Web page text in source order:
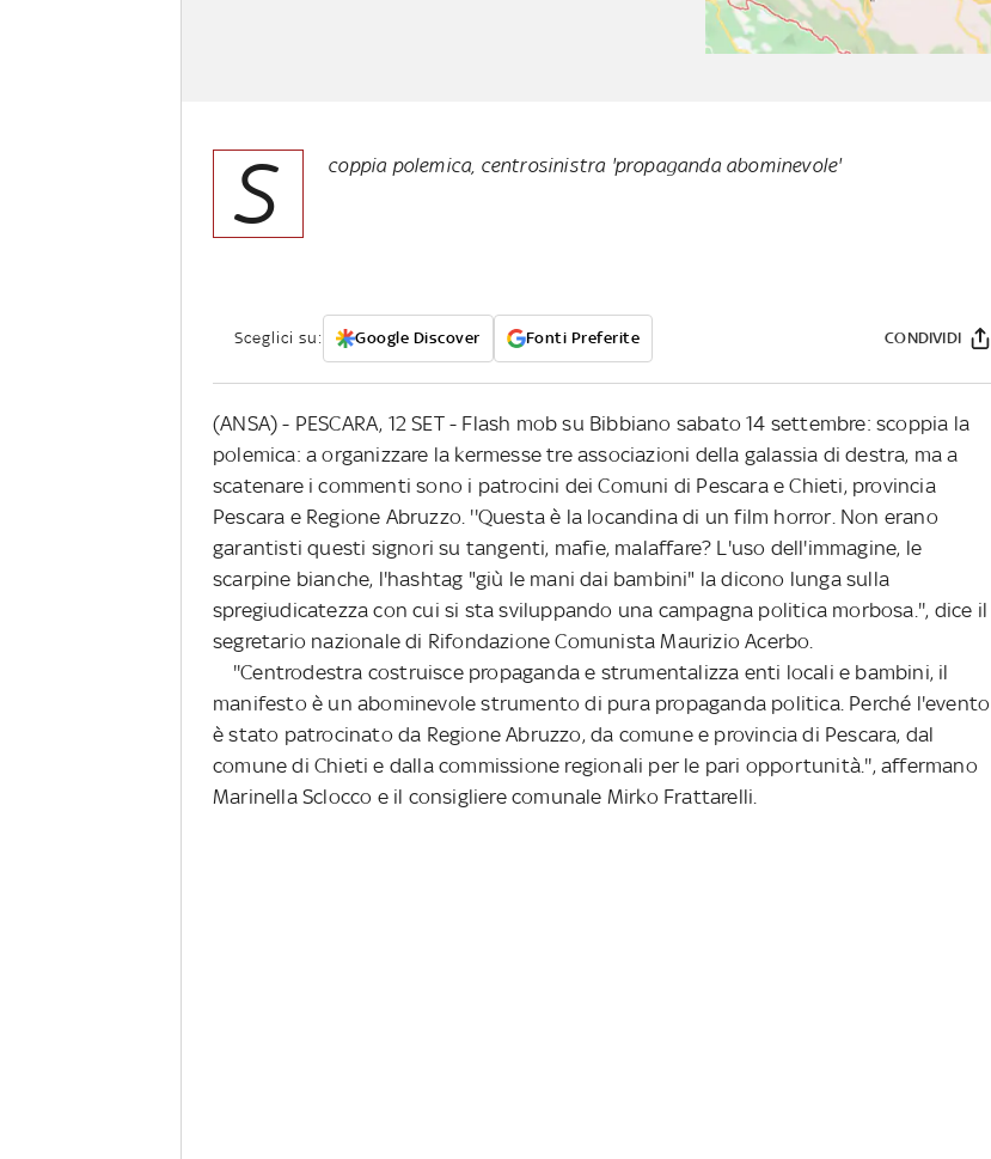
S coppia polemica, centrosinistra 'propaganda abominevole'
Sceglici su: Google Discover Fonti Preferite CONDIVIDI
(ANSA) - PESCARA, 12 SET - Flash mob su Bibbiano sabato 14 settembre: scoppia la
polemica: a organizzare la kermesse tre associazioni della galassia di destra, ma a
scatenare i commenti sono i patrocini dei Comuni di Pescara e Chieti, provincia
Pescara e Regione Abruzzo. ''Questa è la locandina di un film horror. Non erano
garantisti questi signori su tangenti, mafie, malaffare? L'uso dell'immagine, le
scarpine bianche, l'hashtag "giù le mani dai bambini" la dicono lunga sulla
spregiudicatezza con cui si sta sviluppando una campagna politica morbosa.'', dice il
segretario nazionale di Rifondazione Comunista Maurizio Acerbo.
''Centrodestra costruisce propaganda e strumentalizza enti locali e bambini, il
manifesto è un abominevole strumento di pura propaganda politica. Perché l'evento
è stato patrocinato da Regione Abruzzo, da comune e provincia di Pescara, dal
comune di Chieti e dalla commissione regionali per le pari opportunità.'', affermano
Marinella Sclocco e il consigliere comunale Mirko Frattarelli.